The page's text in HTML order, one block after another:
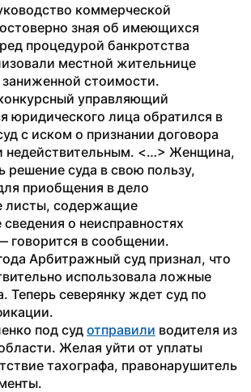
коммерческой
зная об имеющихся
процедурой банкротства
местной жительнице
стоимости.
управляющий
юридического лица обратился в
с иском о признании договора
недействительным. <…> Женщина,
решение суда в свою пользу,
приобщения в дело
листы, содержащие
о неисправностях
говорится в сообщении.
Арбитражный суд признал, что
использовала ложные
Теперь северянку ждет суд по
под суд отправили водителя из
Желая уйти от уплаты
тахографа, правонарушитель